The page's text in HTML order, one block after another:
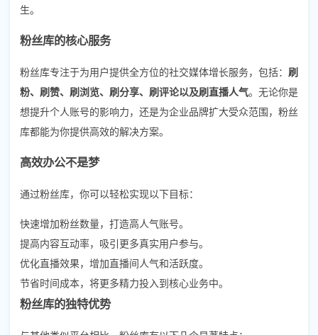
生。
粉丝库的核心服务
粉丝库专注于为用户提供全方位的社交媒体增长服务，包括： 刷
粉、刷赞、刷浏览、刷分享、刷评论以及刷直播人气。无论你是
想提升个人账号的影响力，还是为企业品牌扩大受众范围，粉丝
库都能为你提供高效的解决方案。
高效办公不是梦
通过粉丝库，你可以轻松实现以下目标：
快速增加粉丝数量，打造高人气账号。
提高内容互动率，吸引更多真实用户参与。
优化直播效果，增加直播间人气和活跃度。
节省时间成本，将更多精力投入到核心业务中。
粉丝库的独特优势